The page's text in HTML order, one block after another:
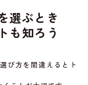
きます。
修だけ、という場合
取りかかることがで
選ぶとき
も知ろう
び方を間違えるとト